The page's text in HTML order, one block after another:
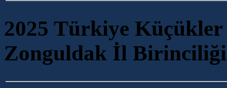
2025 Türkiye Küçükler
Zonguldak İl Birinciliği